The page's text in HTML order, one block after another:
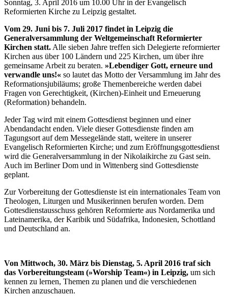
Sonntag, 3. April 2016 um 10.00 Uhr in der Evangelisch
Reformierten Kirche zu Leipzig gestaltet.
Vom 29. Juni bis 7. Juli 2017 findet in Leipzig die
Generalversammlung der Weltgemeinschaft Reformierter
Kirchen statt.Alle sieben Jahre treffen sich Delegierte reformierter
Kirchen aus über 100 Ländern und 225 Kirchen, um über ihre
gemeinsame Arbeit zu beraten. »Lebendiger Gott, erneure und
verwandle uns!« so lautet das Motto der Versammlung im Jahr des
Reformationsjubiläums; große Themenbereiche werden dabei
Fragen von Gerechtigkeit, (Kirchen)-Einheit und Erneuerung
(Reformation) behandeln.
Jeder Tag wird mit einem Gottesdienst beginnen und einer
Abendandacht enden. Viele dieser Gottesdienste finden am
Tagungsort auf dem Messegelände statt, weitere in unserer
Evangelisch Reformierten Kirche; und zum Eröffnungsgottesdienst
wird die Generalversammlung in der Nikolaikirche zu Gast sein.
Auch im Berliner Dom und in Wittenberg sind Gottesdienste
geplant.
Zur Vorbereitung der Gottesdienste ist ein internationales Team von
Theologen, Liturgen und Musikerinnen berufen worden. Dem
Gottesdienstausschuss gehören Reformierte aus Nordamerika und
Lateinamerika, der Karibik und Südafrika, Indonesien, Schottland
und Deutschland an.
Von Mittwoch, 30. März bis Dienstag, 5. April 2016 traf sich
das Vorbereitungsteam (»Worship Team«) in Leipzig, um sich
kennen zu lernen, Themen zu planen und die verschiedenen
Kirchen anzuschauen.